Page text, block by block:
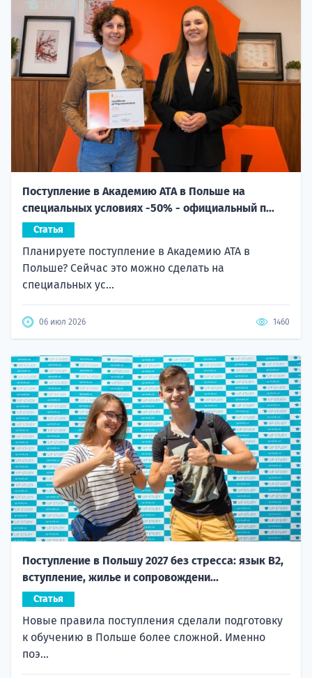
Поступление в Академию ATA в Польше на
специальных условиях -50% - официальный п...
Статья
Планируете поступление в Академию ATA в
Польше? Сейчас это можно сделать на
специальных ус...
06 июл 2026 1460
Поступление в Польшу 2027 без стресса: язык B2,
вступление, жилье и сопровождени...
Статья
Новые правила поступления сделали подготовку
к обучению в Польше более сложной. Именно
поэ...